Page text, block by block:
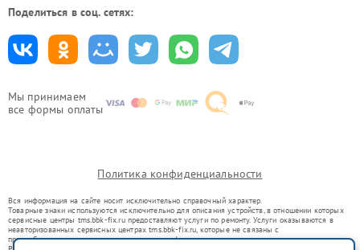
Мы принимаем
все формы оплаты
Поделиться в соц. сетях:
Политика конфиденциальности
Вся информация на сайте носит исключительно справочный характер.
Товарные знаки используются исключительно для описания устройств, в отношении которых
сервисные центры tms.bbk-fix.ru предоставляют услуги по ремонту. Услуги оказываются в
неавторизованных сервисных центрах tms.bbk-fix.ru, которые не связаны с
правообладателями товарных знаков или их официальными представителями.